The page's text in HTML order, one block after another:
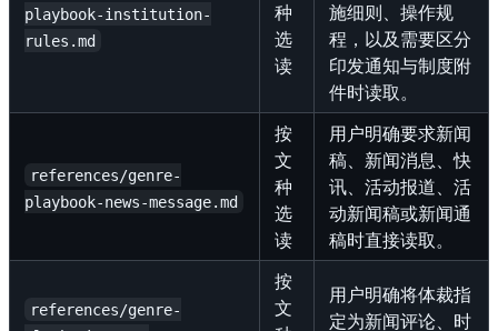
playbook-institution-
rules.md
种
选
读
施细则、操作规
程，以及需要区分
印发通知与制度附
件时读取。
references/genre-
playbook-news-message.md
按
文
种
选
读
用户明确要求新闻
稿、新闻消息、快
讯、活动报道、活
动新闻稿或新闻通
稿时直接读取。
references/genre-
按
文
用户明确将体裁指
定为新闻评论、时